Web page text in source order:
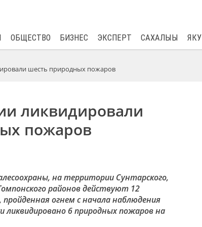
ОБЩЕСТВО БИЗНЕС ЭКСПЕРТ САХАЛЫЫ
шесть природных пожаров
ликвидировали
пожаров
на территории Сунтарского,
районов действуют 12
огнем с начала наблюдения
ликвидировано 6 природных пожаров на